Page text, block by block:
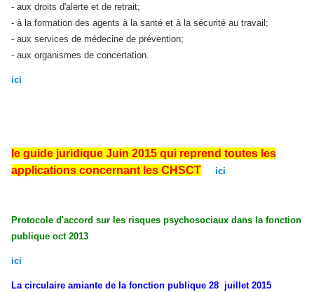
- aux droits d'alerte et de retrait;
- à la formation des agents à la santé et à la sécurité au travail;
- aux services de médecine de prévention;
- aux organismes de concertation.
ici
le guide juridique Juin 2015 qui reprend toutes les
applications concernant les CHSCT
ici
Protocole d'accord sur les risques psychosociaux dans la fonction
publique oct 2013
ici
La circulaire amiante de la fonction publique 28 juillet 2015